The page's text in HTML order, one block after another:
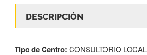
DESCRIPCIÓN
Tipo de Centro: CONSULTORIO LOCAL